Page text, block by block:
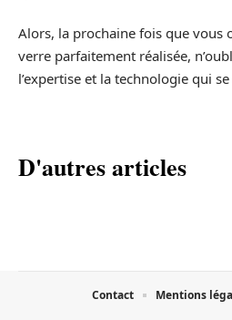
Alors, la prochaine fois que vous
verre parfaitement réalisée,
l’expertise et la technologie qui
D'autres articles
Contact Mentions